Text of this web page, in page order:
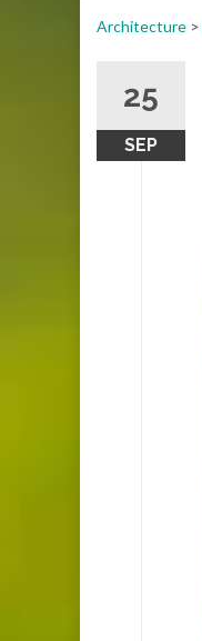
Architecture >
25
SEP